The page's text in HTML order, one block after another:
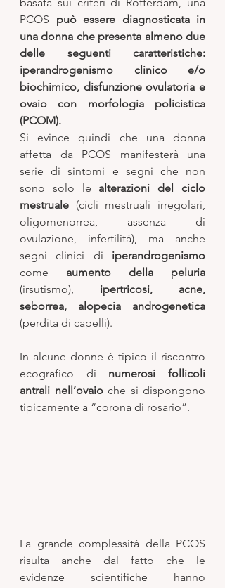
PCOS può essere diagnosticata in
una donna che presenta almeno due
delle seguenti caratteristiche:
iperandrogenismo clinico e/o
biochimico, disfunzione ovulatoria e
ovaio con morfologia policistica
(PCOM).
Si evince quindi che una donna
affetta da PCOS manifesterà una
serie di sintomi e segni che non
sono solo le alterazioni del ciclo
mestruale (cicli mestruali irregolari,
oligomenorrea, assenza di
ovulazione, infertilità), ma anche
segni clinici di iperandrogenismo
come aumento della peluria
(irsutismo), ipertricosi, acne,
(perdita di capelli).
In alcune donne è tipico il riscontro
ecografico di numerosi follicoli
antrali nell’ovaio che si dispongono
tipicamente a “corona di rosario”.
La grande complessità della PCOS
risulta anche dal fatto che le
evidenze scientifiche hanno